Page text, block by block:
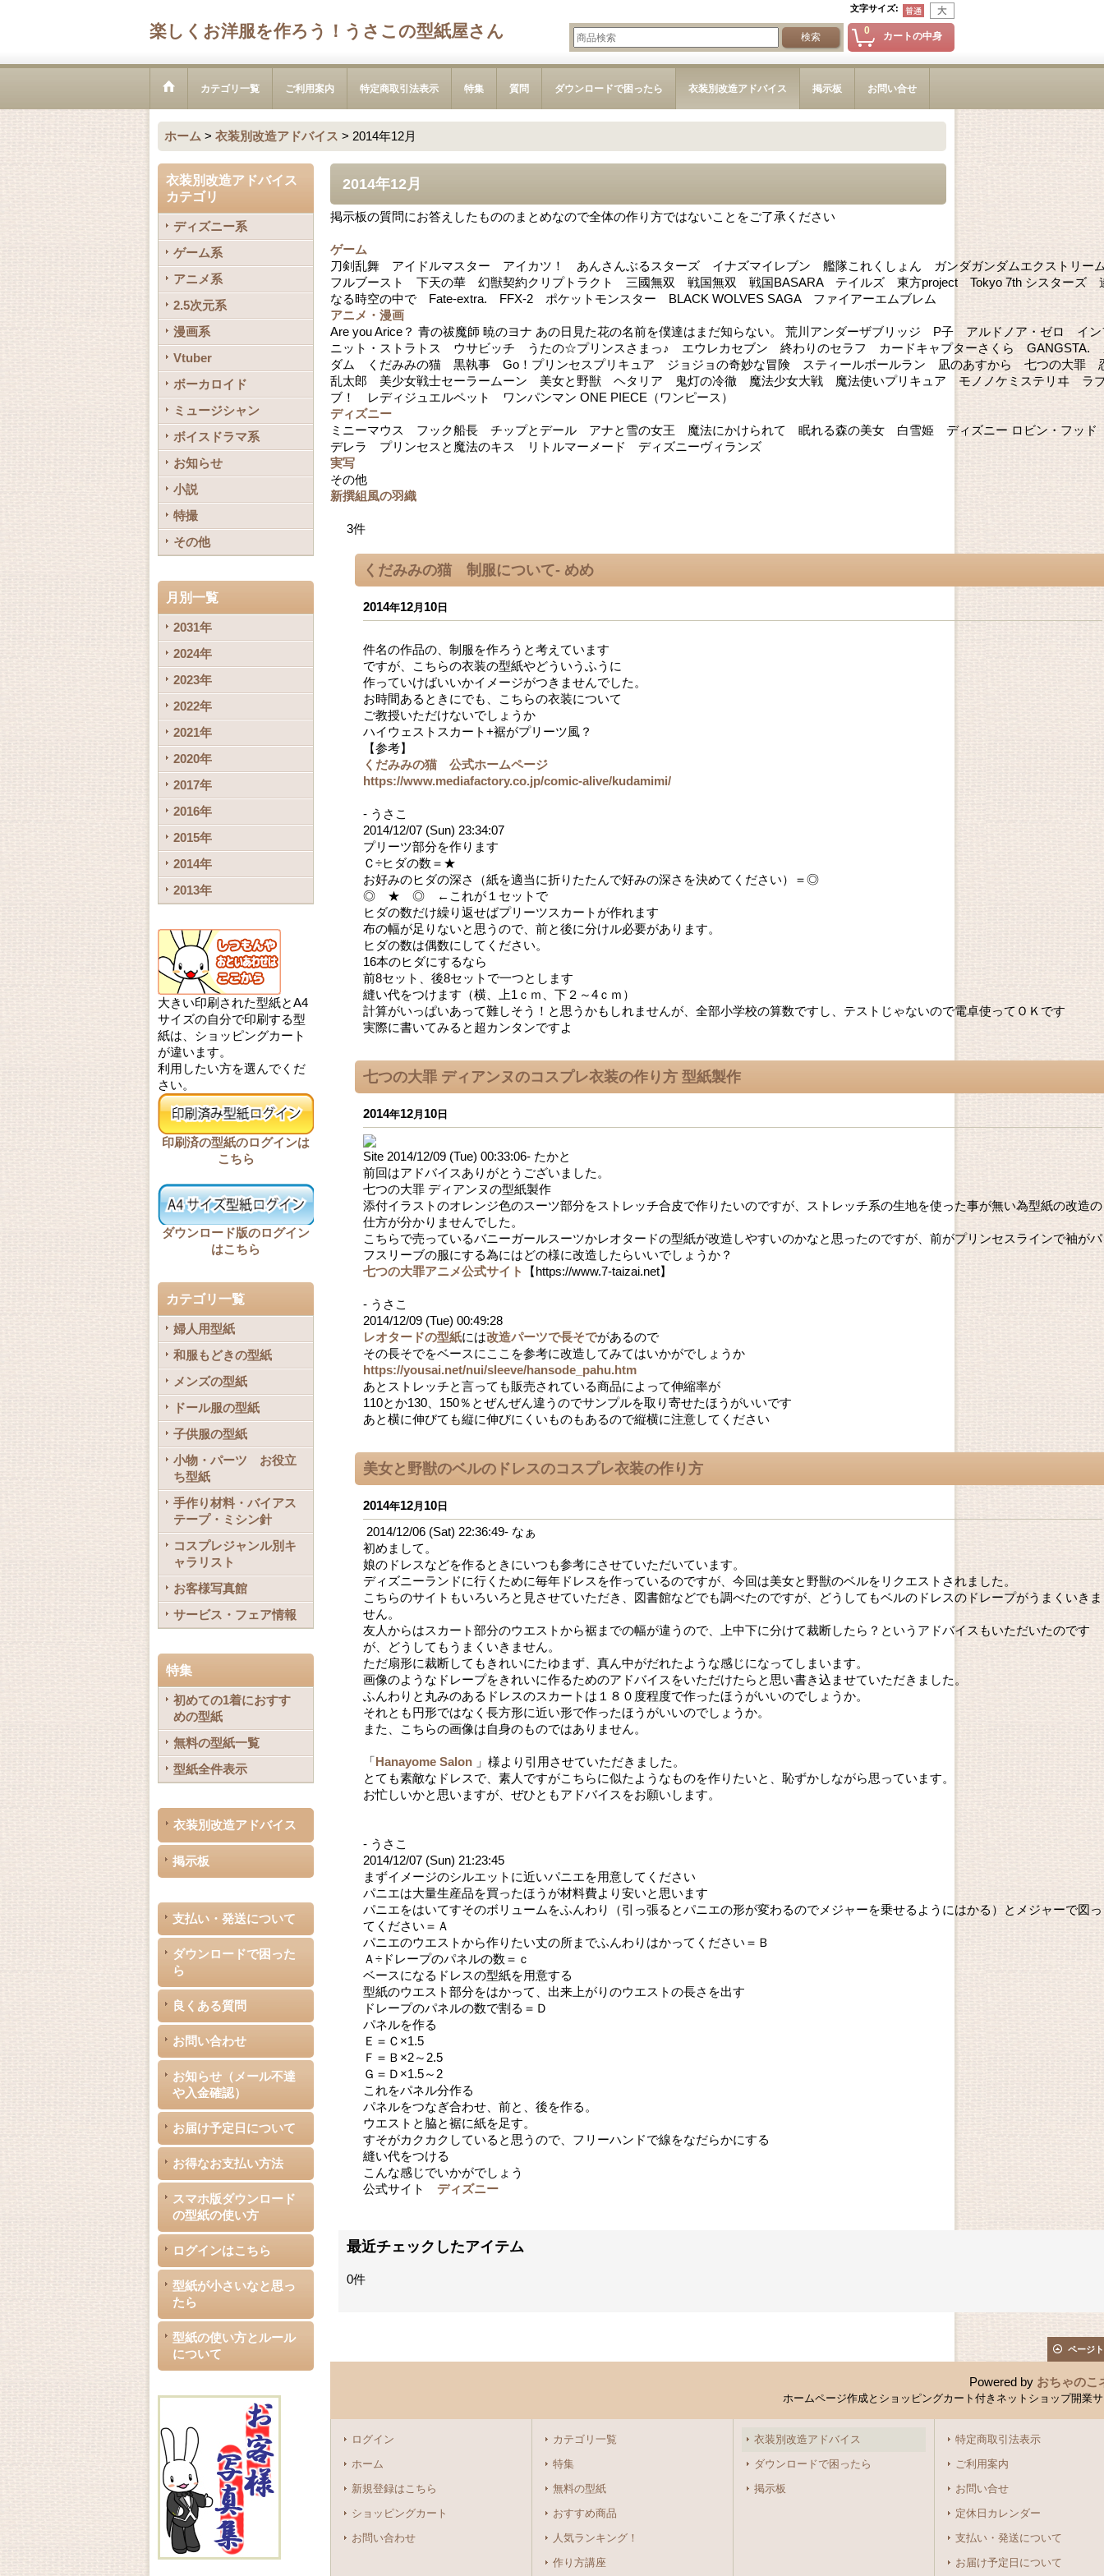
文字サイズ:
楽しくお洋服を作ろう！うさこの型紙屋さん 0 カートの中身
カテゴリ一覧 ご利用案内 特定商取引法表示 特集 質問 ダウンロードで困ったら 衣装別改造アドバイス 掲示板 お問い合せ
ホーム > 衣装別改造アドバイス > 2014年12月
衣装別改造アドバイス
カテゴリ
ディズニー系
ゲーム系
アニメ系
2.5次元系
漫画系
Vtuber
ボーカロイド
ミュージシャン
ボイスドラマ系
お知らせ
小説
特撮
その他
月別一覧
2031年
2024年
2023年
2022年
2021年
2020年
2017年
2016年
2015年
2014年
2013年
大きい印刷された型紙とA4
サイズの自分で印刷する型
紙は、ショッピングカート
が違います。
利用したい方を選んでくだ
さい。
印刷済の型紙のログインは
こちら
ダウンロード版のログイン
はこちら
カテゴリ一覧
婦人用型紙
和服もどきの型紙
メンズの型紙
ドール服の型紙
子供服の型紙
小物・パーツ お役立
ち型紙
手作り材料・バイアス
テープ・ミシン針
コスプレジャンル別キ
ャラリスト
お客様写真館
サービス・フェア情報
特集
初めての1着におすす
めの型紙
無料の型紙一覧
型紙全件表示
衣装別改造アドバイス
掲示板
支払い・発送について
ダウンロードで困った
ら
良くある質問
お問い合わせ
お知らせ（メール不達
や入金確認）
お届け予定日について
お得なお支払い方法
スマホ版ダウンロード
の型紙の使い方
ログインはこちら
型紙が小さいなと思っ
たら
型紙の使い方とルール
について
2014年12月
掲示板の質問にお答えしたもののまとめなので全体の作り方ではないことをご了承ください
ゲーム
刀剣乱舞 アイドルマスター アイカツ！ あんさんぶるスターズ イナズマイレブン 艦隊これくしょん ガンダガンダムエクストリー
フルブースト 下天の華 幻獣契約クリプトラクト 三國無双 戦国無双 戦国BASARA テイルズ 東方project Tokyo 7th シスターズ
なる時空の中で Fate-extra. FFX-2 ポケットモンスター BLACK WOLVES SAGA ファイアーエムブレム
アニメ・漫画
Are you Arice？ 青の祓魔師 暁のヨナ あの日見た花の名前を僕達はまだ知らない。 荒川アンダーザブリッジ P子 アルドノア・ゼロ イン
ニット・ストラトス ウサビッチ うたの☆プリンスさまっ♪ エウレカセブン 終わりのセラフ カードキャプターさくら GANGSTA.
ダム くだみみの猫 黒執事 Go！プリンセスプリキュア ジョジョの奇妙な冒険 スティールボールラン 凪のあすから 七つの大罪
乱太郎 美少女戦士セーラームーン 美女と野獣 ヘタリア 鬼灯の冷徹 魔法少女大戦 魔法使いプリキュア モノノケミステリヰ ラ
ブ！ レディジュエルペット ワンパンマン ONE PIECE（ワンピース）
ディズニー
ミニーマウス フック船長 チップとデール アナと雪の女王 魔法にかけられて 眠れる森の美女 白雪姫 ディズニー ロビン・フッ
デレラ プリンセスと魔法のキス リトルマーメード ディズニーヴィランズ
実写
その他
新撰組風の羽織
3件
くだみみの猫 制服について- めめ
2014年12月 10 日
件名の作品の、制服を作ろうと考えています
ですが、こちらの衣装の型紙やどういうふうに
作っていけばいいかイメージがつきませんでした。
お時間あるときにでも、こちらの衣装について
ご教授いただけないでしょうか
ハイウェストスカート+裾がプリーツ風？
【参考】
くだみみの猫 公式ホームページ
https://www.mediafactory.co.jp/comic-alive/kudamimi/
- うさこ
2014/12/07 (Sun) 23:34:07
プリーツ部分を作ります
Ｃ÷ヒダの数＝★
お好みのヒダの深さ（紙を適当に折りたたんで好みの深さを決めてください）＝◎
◎ ★ ◎ ←これが１セットで
ヒダの数だけ繰り返せばプリーツスカートが作れます
布の幅が足りないと思うので、前と後に分けル必要があります。
ヒダの数は偶数にしてください。
16本のヒダにするなら
前8セット、後8セットで一つとします
縫い代をつけます（横、上1ｃｍ、下２～4ｃｍ）
計算がいっぱいあって難しそう！と思うかもしれませんが、全部小学校の算数ですし、テストじゃないので電卓使ってＯＫです
実際に書いてみると超カンタンですよ
七つの大罪 ディアンヌのコスプレ衣装の作り方 型紙製作
2014年12月 10 日
Site 2014/12/09 (Tue) 00:33:06- たかと
前回はアドバイスありがとうございました。
七つの大罪 ディアンヌの型紙製作
添付イラストのオレンジ色のスーツ部分をストレッチ合皮で作りたいのですが、ストレッチ系の生地を使った事が無い為型紙の改造の
仕方が分かりませんでした。
こちらで売っているバニーガールスーツかレオタードの型紙が改造しやすいのかなと思ったのですが、前がプリンセスラインで袖がパ
フスリーブの服にする為にはどの様に改造したらいいでしょうか？
七つの大罪アニメ公式サイト
【https://www.7-taizai.net】
- うさこ
2014/12/09 (Tue) 00:49:28
レオタードの型紙には改造パーツで長そでがあるので
その長そでをベースにここを参考に改造してみてはいかがでしょうか
https://yousai.net/nui/sleeve/hansode_pahu.htm
あとストレッチと言っても販売されている商品によって伸縮率が
110とか130、150％とぜんぜん違うのでサンプルを取り寄せたほうがいいです
あと横に伸びても縦に伸びにくいものもあるので縦横に注意してください
美女と野獣のベルのドレスのコスプレ衣装の作り方
2014年12月 10 日
2014/12/06 (Sat) 22:36:49- なぁ
初めまして。
娘のドレスなどを作るときにいつも参考にさせていただいています。
ディズニーランドに行くために毎年ドレスを作っているのですが、今回は美女と野獣のベルをリクエストされました。
こちらのサイトもいろいろと見させていただき、図書館などでも調べたのですが、どうしてもベルのドレスのドレープがうまくいきま
せん。
友人からはスカート部分のウエストから裾までの幅が違うので、上中下に分けて裁断したら？というアドバイスもいただいたのです
が、どうしてもうまくいきません。
ただ扇形に裁断してもきれいにたゆまず、真ん中がだれたような感じになってしまいます。
画像のようなドレープをきれいに作るためのアドバイスをいただけたらと思い書き込ませていただきました。
ふんわりと丸みのあるドレスのスカートは１８０度程度で作ったほうがいいのでしょうか。
それとも円形ではなく長方形に近い形で作ったほうがいいのでしょうか。
また、こちらの画像は自身のものではありません。
「 Hanayome Salon 」様より引用させていただきました。
とても素敵なドレスで、素人ですがこちらに似たようなものを作りたいと、恥ずかしながら思っています。
お忙しいかと思いますが、ぜひともアドバイスをお願いします。
- うさこ
2014/12/07 (Sun) 21:23:45
まずイメージのシルエットに近いパニエを用意してください
パニエは大量生産品を買ったほうが材料費より安いと思います
パニエをはいてすそのボリュームをふんわり（引っ張るとパニエの形が変わるのでメジャーを乗せるようにはかる）とメジャーで図っ
てください＝Ａ
パニエのウエストから作りたい丈の所までふんわりはかってください＝Ｂ
Ａ÷ドレープのパネルの数＝ｃ
ベースになるドレスの型紙を用意する
型紙のウエスト部分をはかって、出来上がりのウエストの長さを出す
ドレープのパネルの数で割る＝Ｄ
パネルを作る
Ｅ＝Ｃ×1.5
Ｆ＝Ｂ×2～2.5
Ｇ＝Ｄ×1.5～2
これをパネル分作る
パネルをつなぎ合わせ、前と、後を作る。
ウエストと脇と裾に紙を足す。
すそがカクカクしていると思うので、フリーハンドで線をなだらかにする
縫い代をつける
こんな感じでいかがでしょう
公式サイト ディズニー
最近チェックしたアイテム
0件
ページ
Powered by おちゃのこ
ホームページ作成とショッピングカート付きネットショップ開業
ログイン
ホーム
新規登録はこちら
ショッピングカート
お問い合わせ
カテゴリ一覧
特集
無料の型紙
おすすめ商品
人気ランキング！
作り方講座
衣装別改造アドバイス
ダウンロードで困ったら
掲示板
特定商取引法表示
ご利用案内
お問い合せ
定休日カレンダー
支払い・発送について
お届け予定日について